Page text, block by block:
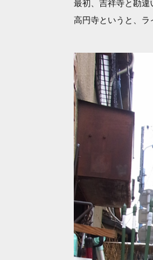
最初、吉祥寺と勘
高円寺というと、